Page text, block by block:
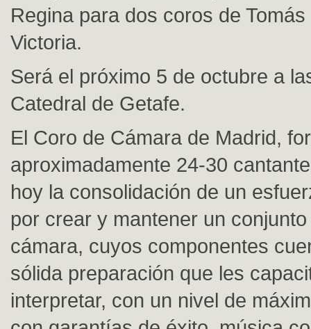
Regina para dos coros de
Victoria.
Será el próximo 5 de octubre a
Catedral de Getafe.
El Coro de Cámara de Madrid,
aproximadamente 24-30
hoy la consolidación de un
por crear y mantener un
cámara, cuyos componentes
sólida preparación que les
interpretar, con un nivel de